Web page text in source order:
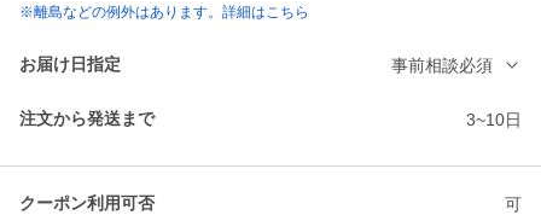
※離島などの例外はあります。詳細はこちら
お届け日指定 事前相談必須
注文から発送まで 3~10日
クーポン利用可否 可